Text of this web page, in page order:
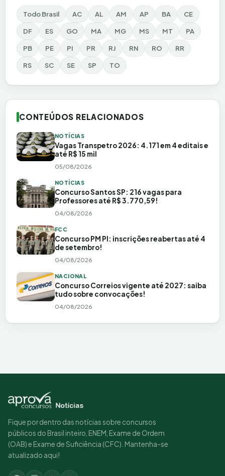
Todo Brasil AC AL AM AP BA CE
DF ES GO MA MG MS MT PA
PB PE PI PR RJ RN RO RR
RS SC SE SP TO
CONTEÚDOS RELACIONADOS
NOTÍCIAS
Vagas Transpetro 2026: 4.171 em 4 editais e
até R$ 15 mil
05/08/2026
NOTÍCIAS
Concurso Santos SP: 216 vagas para
Professores até R$ 3.770,59!
04/08/2026
FCC
Concurso PM PI: inscrições reabertas até 4
de setembro!
04/08/2026
NACIONAL
Concurso Correios vigente até 2027: saiba
tudo sobre convocações!
04/08/2026
Fique por dentro das notícias sobre concursos
públicos do Brasil inteiro, ENEM, Exame de Ordem
(OAB) e Exame de Suficiência (CFC). Mantenha-se
atualizado aqui!